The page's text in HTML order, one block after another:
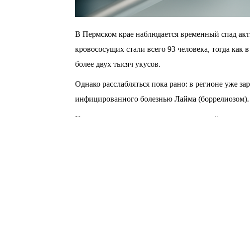
В Пермском крае наблюдается временный спад
кровососущих стали всего 93 человека, тогда как
более двух тысяч укусов.
Однако расслабляться пока рано: в регионе уже
инфицированного болезнью Лайма (боррелиозом).
Как поясняют специалисты, сезон клещей